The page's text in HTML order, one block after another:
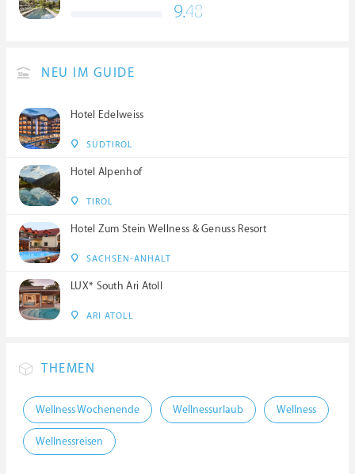
9.48
NEU IM GUIDE
Hotel Edelweiss
SÜDTIROL
Hotel Alpenhof
TIROL
Hotel Zum Stein Wellness & Genuss Resort
SACHSEN-ANHALT
LUX* South Ari Atoll
ARI ATOLL
THEMEN
Wellness Wochenende Wellnessurlaub Wellness
Wellnessreisen